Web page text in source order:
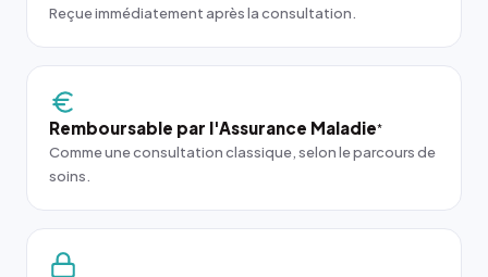
Reçue immédiatement après la consultation.
Remboursable par l'Assurance Maladie*
Comme une consultation classique, selon le parcours de
soins.